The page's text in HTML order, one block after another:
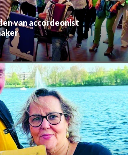
van accordeonist